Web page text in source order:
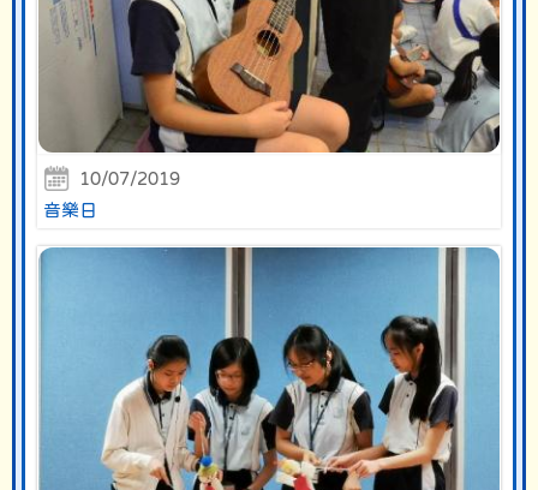
10/07/2019
音樂日